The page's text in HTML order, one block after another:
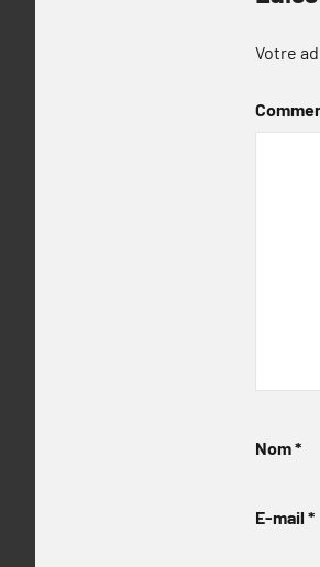
Votre
Nom*
E-mail *